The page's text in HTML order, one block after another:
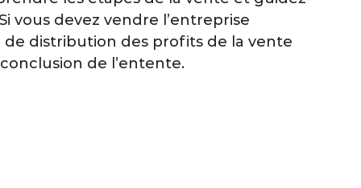
vous devez vendre l’entreprise
de distribution des profits de la vente
de l’entente.